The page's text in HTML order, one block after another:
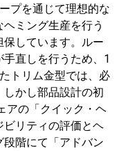
プを通じて理想的な
ミング生産を行う
しています。ルー
直しを行うため、1
トリム金型では、必
かし部品設計の初
アの「クイック・ヘ
ビリティの評価とヘ
段階にて「アドバン